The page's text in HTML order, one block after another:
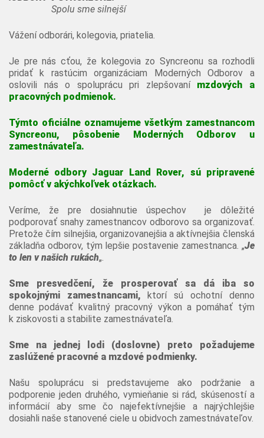
Spolu sme silnejší
Vážení odborári, kolegovia, priatelia.
Je pre nás cťou, že kolegovia zo Syncreonu sa rozhodli
pridať k rastúcim organizáciam Moderných Odborov a
oslovili nás o spoluprácu pri zlepšovaní mzdových a
pracovných podmienok.
Týmto oficiálne oznamujeme všetkým zamestnancom
Syncreonu, pôsobenie Moderných Odborov u
zamestnávateľa.
Moderné odbory Jaguar Land Rover, sú pripravené
pomôcť v akýchkoľvek otázkach.
Veríme, že pre dosiahnutie úspechov je dôležité
podporovať snahy zamestnancov odborovo sa organizovať.
Pretože čím silnejšia, organizovanejšia a aktívnejšia členská
základňa odborov, tým lepšie postavenie zamestnanca. „Je
to len v našich rukách„.
Sme presvedčení, že prosperovať sa dá iba so
spokojnými zamestnancami, ktorí sú ochotní denno
denne podávať kvalitný pracovný výkon a pomáhať tým
k ziskovosti a stabilite zamestnávateľa.
Sme na jednej lodi (doslovne) preto požadujeme
zaslúžené pracovné a mzdové podmienky.
Našu spoluprácu si predstavujeme ako podržanie a
podporenie jeden druhého, vymieňanie si rád, skúseností a
informácií aby sme čo najefektívnejšie a najrýchlejšie
dosiahli naše stanovené ciele u obidvoch zamestnávateľov.